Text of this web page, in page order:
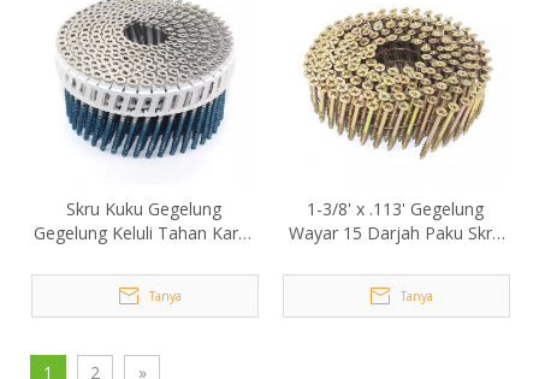
Skru Kuku Gegelung
Gegelung Keluli Tahan Karat
Trox
Tanya
1-3/8' x .113' Gegelung
Wayar 15 Darjah Paku Skru
Tanya
1 2 »